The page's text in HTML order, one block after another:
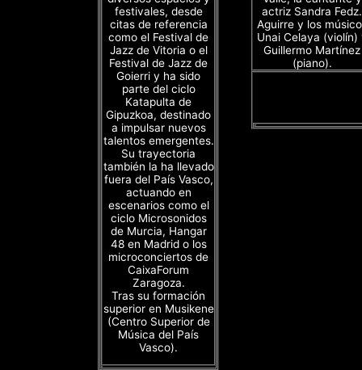
festivales, desde
citas de referencia
como el Festival de
Jazz de Vitoria o el
Festival de Jazz de
Goierri y ha sido
parte del ciclo
Katapulta de
Gipuzkoa, destinado
a impulsar nuevos
talentos emergentes.
Su trayectoria
también la ha llevado
fuera del País Vasco,
actuando en
escenarios como el
ciclo Microsonidos
de Murcia, Hangar
48 en Madrid o los
microconciertos de
CaixaForum
Zaragoza.
Tras su formación
superior en Musikene
(Centro Superior de
Música del País
Vasco).
actriz Sandra Fedz.
Aguirre y los
Unai Celaya (violín)
Guillermo Martínez
(piano).